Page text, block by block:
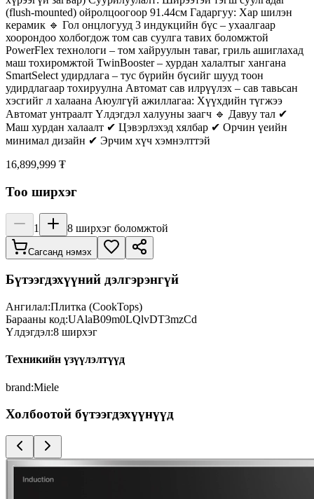
(flush-mounted) ойролцоогоор 91.44см Гадаргуу: Хар шилэн
керамик 🔹 Гол онцлогууд 3 индукцийн бүс – ухаалгаар
хоорондоо холбогдож том сав суулга тавих боломжтой
PowerFlex технологи – том хайруулын таваг, гриль ашиглахад
маш тохиромжтой TwinBooster – хурдан халалтыг хангана
SmartSelect удирдлага – тус бүрийн бүсийг шууд тоон
удирдлагаар тохируулна Автомат сав илрүүлэх – сав тавьсан
хэсгийг л халаана Аюулгүй ажиллагаа: Хүүхдийн түгжээ
Автомат унтраалт Үлдэгдэл халууны заагч 🔹 Давуу тал ✔
Маш хурдан халаалт ✔ Цэвэрлэхэд хялбар ✔ Орчин үеийн
минимал дизайн ✔ Эрчим хүч хэмнэлттэй
16,899,999 ₮
Тоо ширхэг
1 8 ширхэг боломжтой
Сагсанд нэмэх
Бүтээгдэхүүний дэлгэрэнгүй
Ангилал:Плитка (CookTops)
Барааны код:UAlaB09m0LQlvDT3mzCd
Үлдэгдэл:8 ширхэг
Техникийн үзүүлэлтүүд
brand:Miele
Холбоотой бүтээгдэхүүнүүд